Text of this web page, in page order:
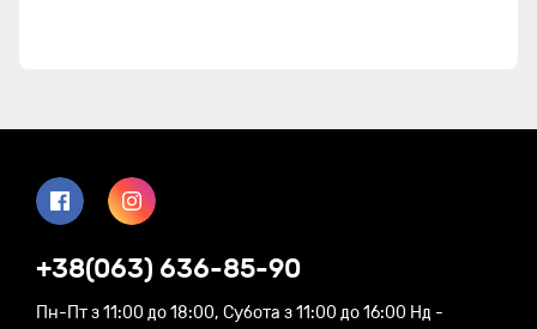
+38(063) 636-85-90
Пн-Пт з 11:00 до 18:00, Субота з 11:00 до 16:00 Нд -